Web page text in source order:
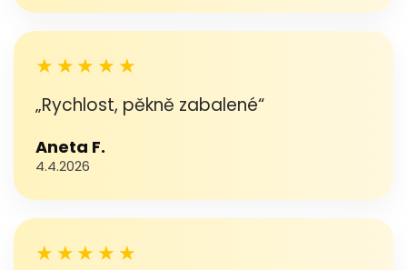
★★★★★
„Rychlost, pěkně zabalené“
Aneta F.
4.4.2026
★★★★★